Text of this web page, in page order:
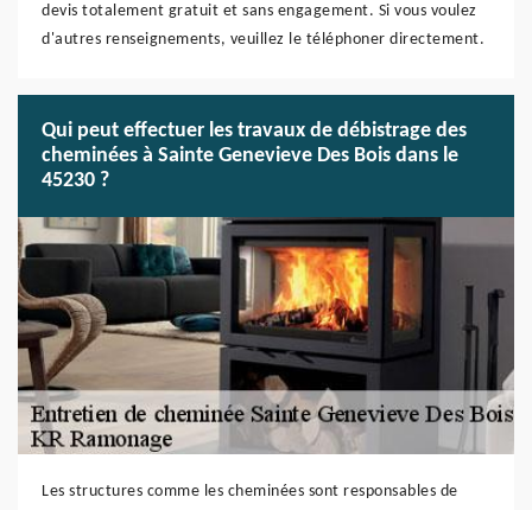
devis totalement gratuit et sans engagement. Si vous voulez
d'autres renseignements, veuillez le téléphoner directement.
Qui peut effectuer les travaux de débistrage des
cheminées à Sainte Genevieve Des Bois dans le
45230 ?
Les structures comme les cheminées sont responsables de